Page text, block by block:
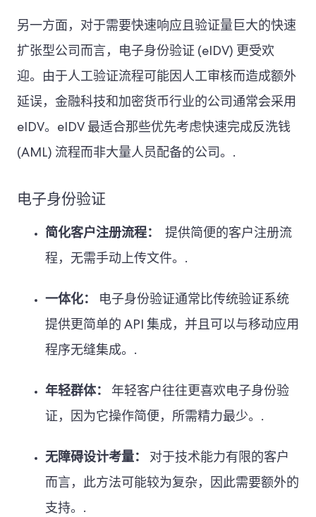
另一方面，对于需要快速响应且验证量巨大的快速
扩张型公司而言，电子身份验证 (eIDV) 更受欢
迎。由于人工验证流程可能因人工审核而造成额外
延误，金融科技和加密货币行业的公司通常会采用
eIDV。eIDV 最适合那些优先考虑快速完成反洗钱
(AML) 流程而非大量人员配备的公司。.
电子身份验证
简化客户注册流程：
提供简便的客户注册流
程，无需手动上传文件。.
一体化：
电子身份验证通常比传统验证系统
提供更简单的 API 集成，并且可以与移动应用
程序无缝集成。.
年轻群体：
年轻客户往往更喜欢电子身份验
证，因为它操作简便，所需精力最少。.
无障碍设计考量：
对于技术能力有限的客户
而言，此方法可能较为复杂，因此需要额外的
支持。.